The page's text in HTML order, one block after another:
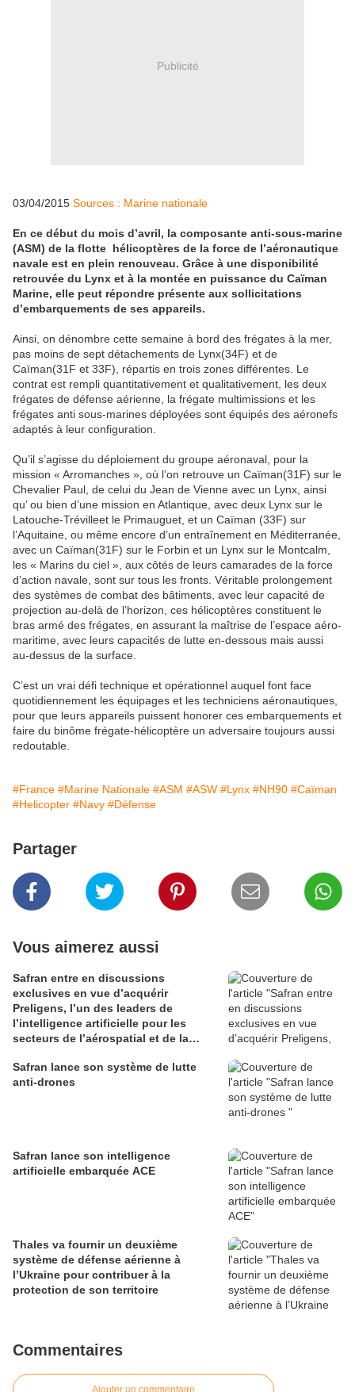
Publicité
03/04/2015 Sources : Marine nationale
En ce début du mois d’avril, la composante anti-sous-marine
(ASM) de la flotte hélicoptères de la force de l’aéronautique
navale est en plein renouveau. Grâce à une disponibilité
retrouvée du Lynx et à la montée en puissance du Caïman
Marine, elle peut répondre présente aux sollicitations
d’embarquements de ses appareils.
Ainsi, on dénombre cette semaine à bord des frégates à la mer,
pas moins de sept détachements de Lynx(34F) et de
Caïman(31F et 33F), répartis en trois zones différentes. Le
contrat est rempli quantitativement et qualitativement, les deux
frégates de défense aérienne, la frégate multimissions et les
frégates anti sous-marines déployées sont équipés des aéronefs
adaptés à leur configuration.
Qu’il s’agisse du déploiement du groupe aéronaval, pour la
mission « Arromanches », où l’on retrouve un Caïman(31F) sur le
Chevalier Paul, de celui du Jean de Vienne avec un Lynx, ainsi
qu’ ou bien d’une mission en Atlantique, avec deux Lynx sur le
Latouche-Trévilleet le Primauguet, et un Caïman (33F) sur
l’Aquitaine, ou même encore d’un entraînement en Méditerranée,
avec un Caïman(31F) sur le Forbin et un Lynx sur le Montcalm,
les « Marins du ciel », aux côtés de leurs camarades de la force
d’action navale, sont sur tous les fronts. Véritable prolongement
des systèmes de combat des bâtiments, avec leur capacité de
projection au-delà de l’horizon, ces hélicoptères constituent le
bras armé des frégates, en assurant la maîtrise de l’espace aéro-
maritime, avec leurs capacités de lutte en-dessous mais aussi
au-dessus de la surface.
C’est un vrai défi technique et opérationnel auquel font face
quotidiennement les équipages et les techniciens aéronautiques,
pour que leurs appareils puissent honorer ces embarquements et
faire du binôme frégate-hélicoptère un adversaire toujours aussi
redoutable.
#France #Marine Nationale #ASM #ASW #Lynx #NH90 #Caïman
#Helicopter #Navy #Défense
Partager
Vous aimerez aussi
Safran entre en discussions
exclusives en vue d’acquérir
Preligens, l’un des leaders de
l’intelligence artificielle pour les
secteurs de l’aérospatial et de la
Safran lance son système de lutte
anti-drones
Safran lance son intelligence
artificielle embarquée ACE
Thales va fournir un deuxième
système de défense aérienne à
l’Ukraine pour contribuer à la
protection de son territoire
Commentaires
Ajouter un commentaire